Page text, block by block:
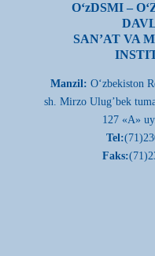
О‘zDSMI –
SAN’AT VA
Manzil: О‘zbekiston
sh. Mirzo Ulug’bek
127 «A»
Tel:
Faks: